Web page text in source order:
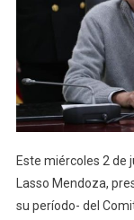
Este miércoles 2 de
Lasso Mendoza,
su período- del